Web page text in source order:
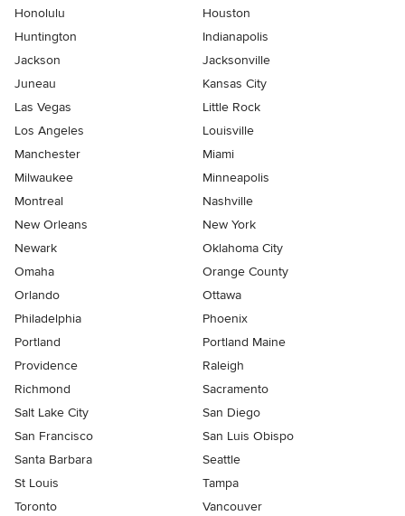
Honolulu
Houston
Huntington
Indianapolis
Jackson
Jacksonville
Juneau
Kansas City
Las Vegas
Little Rock
Los Angeles
Louisville
Manchester
Miami
Milwaukee
Minneapolis
Montreal
Nashville
New Orleans
New York
Newark
Oklahoma City
Omaha
Orange County
Orlando
Ottawa
Philadelphia
Phoenix
Portland
Portland Maine
Providence
Raleigh
Richmond
Sacramento
Salt Lake City
San Diego
San Francisco
San Luis Obispo
Santa Barbara
Seattle
St Louis
Tampa
Toronto
Vancouver